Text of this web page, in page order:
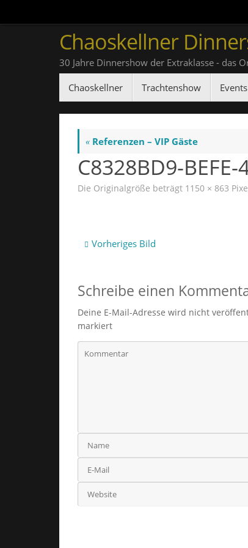
Inhalt
Chaoskellner
30 Jahre Dinnershow der Extraklasse - das
Inhalt
springen
Chaoskellner Trachtenshow Events
« Referenzen – VIP Gäste
C8328BD9-
Die Originalgröße beträgt 1150 × 863
Vorheriges Bild
Schreibe einen
Deine E-Mail-Adresse wird nicht
markiert